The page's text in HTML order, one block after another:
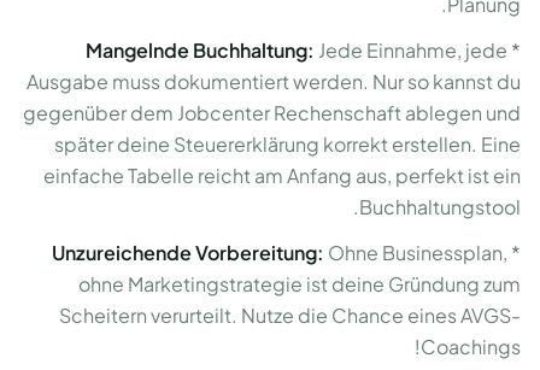
*
Mangelnde Buchhaltung: Jede Einnahme, jede
Ausgabe muss dokumentiert werden. Nur so kannst du
gegenüber dem Jobcenter Rechenschaft ablegen und
später deine Steuererklärung korrekt erstellen. Eine
einfache Tabelle reicht am Anfang aus, perfekt ist ein
Buchhaltungstool.
*
Unzureichende Vorbereitung: Ohne Businessplan,
ohne Marketingstrategie ist deine Gründung zum
Scheitern verurteilt. Nutze die Chance eines AVGS-
Coachings!